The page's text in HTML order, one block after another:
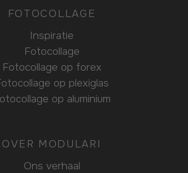
FOTOCOLLAGE
Inspiratie
Fotocollage
Fotocollage op forex
op plexiglas
op aluminium
OVER MODULARI
Ons verhaal